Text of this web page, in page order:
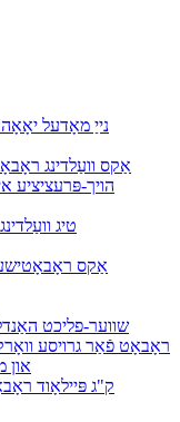
נייַ מאָדעל
הויך-פּרעציציע
טיג
7 אַקס
ראָבאָט פֿאַר גרויסע
און